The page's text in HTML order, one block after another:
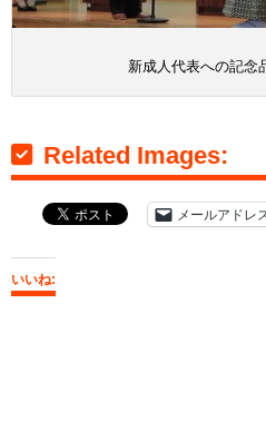
新成人代表への記念
Related Images:
メールアドレ
いいね: